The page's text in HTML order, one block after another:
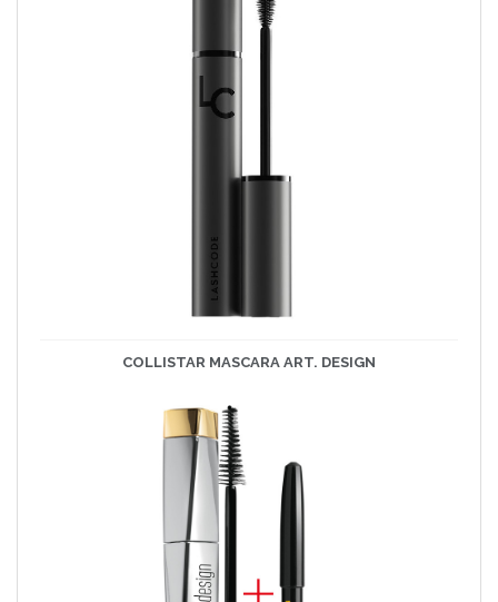
COLLISTAR MASCARA ART. DESIGN